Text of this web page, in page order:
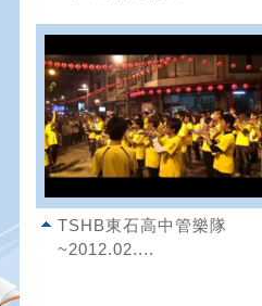
TSHB東石高中管樂隊
~2012.02....